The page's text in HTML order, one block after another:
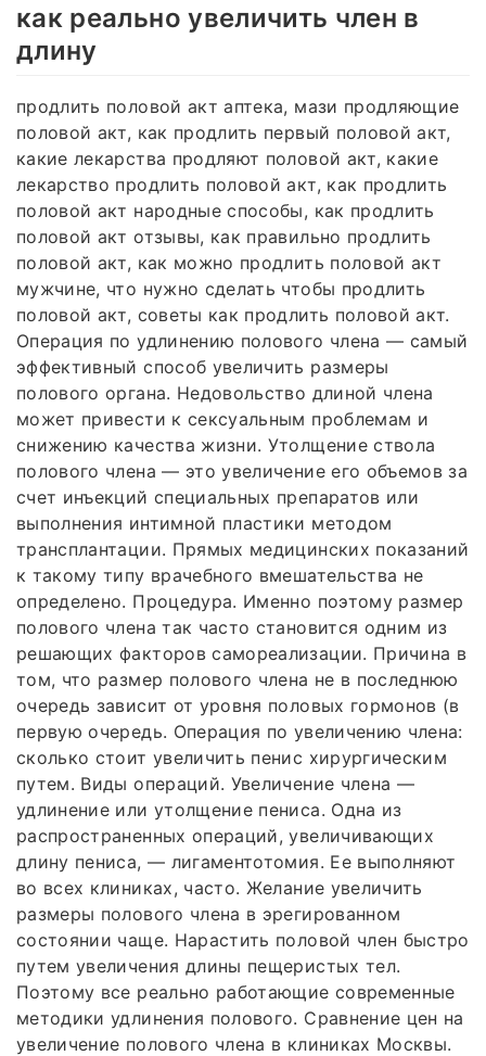
как реально увеличить член в
длину
продлить половой акт аптека, мази продляющие
половой акт, как продлить первый половой акт,
какие лекарства продляют половой акт, какие
лекарство продлить половой акт, как продлить
половой акт народные способы, как продлить
половой акт отзывы, как правильно продлить
половой акт, как можно продлить половой акт
мужчине, что нужно сделать чтобы продлить
половой акт, советы как продлить половой акт.
Операция по удлинению полового члена — самый
эффективный способ увеличить размеры
полового органа. Недовольство длиной члена
может привести к сексуальным проблемам и
снижению качества жизни. Утолщение ствола
полового члена — это увеличение его объемов за
счет инъекций специальных препаратов или
выполнения интимной пластики методом
трансплантации. Прямых медицинских показаний
к такому типу врачебного вмешательства не
определено. Процедура. Именно поэтому размер
полового члена так часто становится одним из
решающих факторов самореализации. Причина в
том, что размер полового члена не в последнюю
очередь зависит от уровня половых гормонов (в
первую очередь. Операция по увеличению члена:
сколько стоит увеличить пенис хирургическим
путем. Виды операций. Увеличение члена —
удлинение или утолщение пениса. Одна из
распространенных операций, увеличивающих
длину пениса, — лигаментотомия. Ее выполняют
во всех клиниках, часто. Желание увеличить
размеры полового члена в эрегированном
состоянии чаще. Нарастить половой член быстро
путем увеличения длины пещеристых тел.
Поэтому все реально работающие современные
методики удлинения полового. Сравнение цен на
увеличение полового члена в клиниках Москвы.